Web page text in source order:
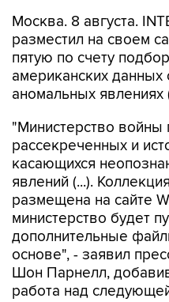
Москва. 8 августа.
разместил на своем
пятую по счету
американских
аномальных явлениях
"Министерство войны
рассекреченных и
касающихся
явлений (...).
размещена на сайте
министерство будет
дополнительные
основе", - заявил
Шон Парнелл,
работа над